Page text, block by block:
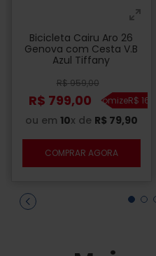
Bicicleta Cairu Aro 26
Genova com Cesta V.B
Azul Tiffany
R$959,00
R$ 799,00
EconomizeR$ 160
ou em 10x de R$ 79,90
COMPRAR AGORA